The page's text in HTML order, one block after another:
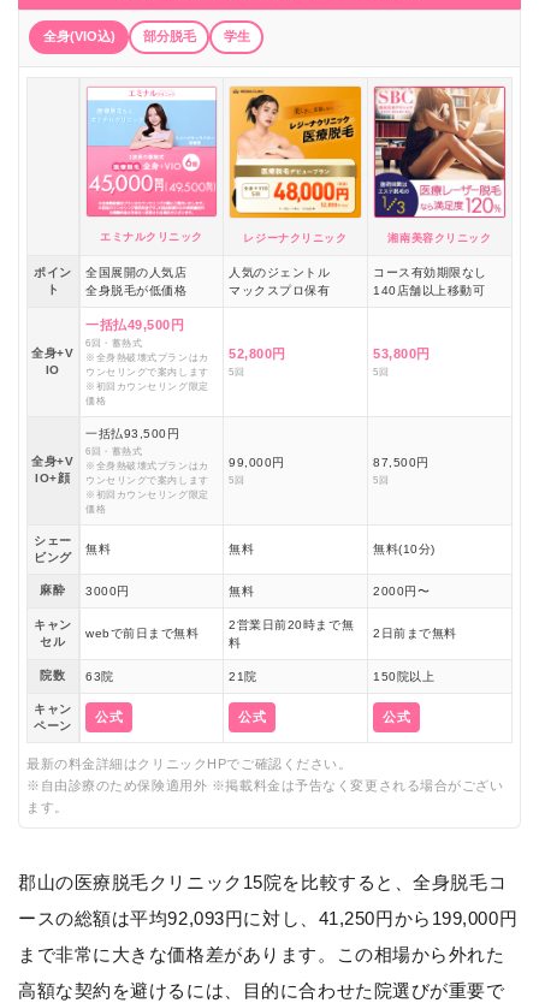
全身(VIO込) 部分脱毛 学生
エミナルクリニック レジーナクリニック 湘南美容クリニック
ポイン
ト
全国展開の人気店
全身脱毛が低価格
人気のジェントル
マックスプロ保有
コース有効期限なし
140店舗以上移動可
全身+V
IO
一括払49,500円
6回・蓄熱式
※全身熱破壊式プランはカ
ウンセリングで案内します
※初回カウンセリング限定
価格
52,800円
5回
53,800円
5回
全身+V
IO+顔
一括払93,500円
6回・蓄熱式
※全身熱破壊式プランはカ
ウンセリングで案内します
※初回カウンセリング限定
価格
99,000円
5回
87,500円
5回
シェー
ビング
無料 無料 無料(10分)
麻酔 3000円 無料 2000円〜
キャン
セル
webで前日まで無料
2営業日前20時まで無
料
2日前まで無料
院数 63院 21院 150院以上
キャン
ペーン
公式 公式 公式
最新の料金詳細はクリニックHPでご確認ください。
※自由診療のため保険適用外 ※掲載料金は予告なく変更される場合がござい
ます。
郡山の医療脱毛クリニック15院を比較すると、全身脱毛コ
ースの総額は平均92,093円に対し、41,250円から199,000円
まで非常に大きな価格差があります。この相場から外れた
高額な契約を避けるには、目的に合わせた院選びが重要で